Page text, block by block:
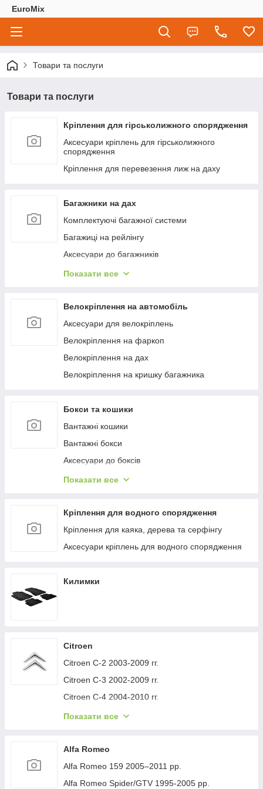
EuroMix
Товари та послуги
Товари та послуги
Кріплення для гірськолижного спорядження
Аксесуари кріплень для гірськолижного
спорядження
Кріплення для перевезення лиж на даху
Багажники на дах
Комплектуючі багажної системи
Багажиці на рейлінгу
Аксесуари до багажників
Багажиці в штатне місце
Багажиці на інтегровані рейлінги
Багажники на водості
Показати все
Велокріплення на автомобіль
Аксесуари для велокріплень
Велокріплення на фаркоп
Велокріплення на дах
Велокріплення на кришку багажника
Бокси та кошики
Вантажні кошики
Вантажні бокси
Аксесуари до боксів
Палатки на дах
Бокси на фаркоп
Показати все
Кріплення для водного спорядження
Кріплення для каяка, дерева та серфінгу
Аксесуари кріплень для водного спорядження
Килимки
Citroen
Citroen C-2 2003-2009 гг.
Citroen C-3 2002-2009 гг.
Citroen C-4 2004-2010 гг.
Citroen C-1 2005-2014 гг.
Citroen C-4 Picasso 2006-2013 гг.
Citroen Nemo 2007-2017 гг.
Citroen Berlingo 1996-2008 гг.
Показати все
Alfa Romeo
Alfa Romeo 159 2005–2011 рр.
Alfa Romeo Spider/GTV 1995-2005 рр.